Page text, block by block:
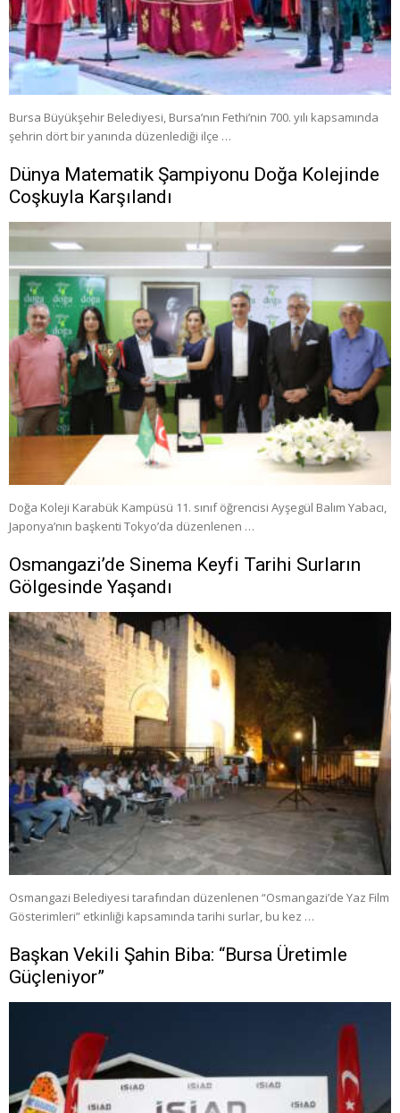
Bursa Büyükşehir Belediyesi, Bursa’nın Fethi’nin 700. yılı kapsamında
şehrin dört bir yanında düzenlediği ilçe …
Dünya Matematik Şampiyonu Doğa Kolejinde
Coşkuyla Karşılandı
Doğa Koleji Karabük Kampüsü 11. sınıf öğrencisi Ayşegül Balım Yabacı,
Japonya’nın başkenti Tokyo’da düzenlenen …
Osmangazi’de Sinema Keyfi Tarihi Surların
Gölgesinde Yaşandı
Osmangazi Belediyesi tarafından düzenlenen “Osmangazi’de Yaz Film
Gösterimleri” etkinliği kapsamında tarihi surlar, bu kez …
Başkan Vekili Şahin Biba: “Bursa Üretimle
Güçleniyor”